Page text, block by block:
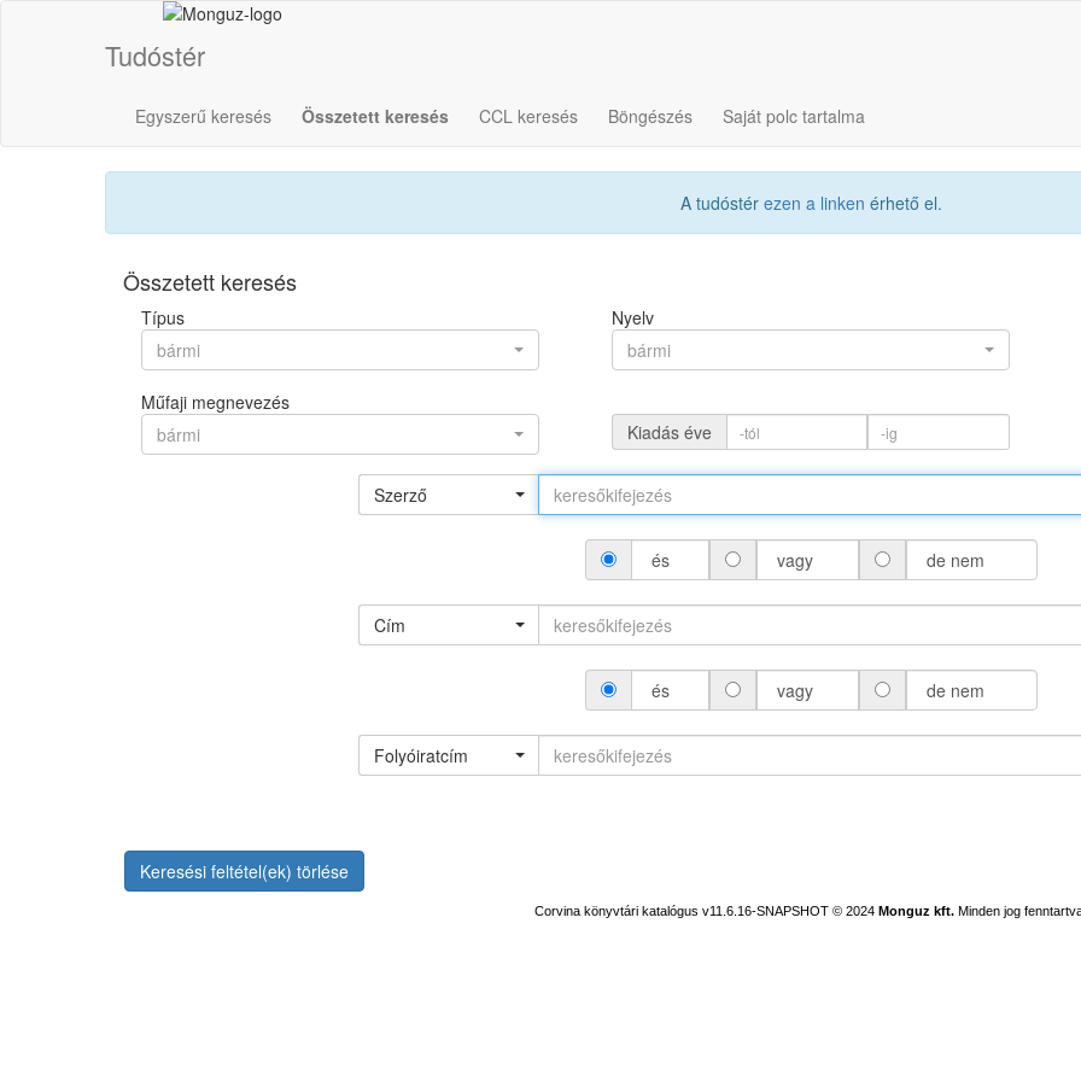
Tudóstér
Egyszerű keresés Összetett keresés CCL keresés Böngészés Saját polc tartalma
A tudóstér ezen a linken érhető el.
Összetett keresés
Típus
bármi
Nyelv
bármi
Műfaji megnevezés
bármi
Kiadás éve
Szerző
és vagy de nem
Cím
és vagy de nem
Folyóiratcím
Keresési feltétel(ek) törlése
Corvina könyvtári katalógus v11.6.16-SNAPSHOT © 2024 Monguz kft. Minden jog